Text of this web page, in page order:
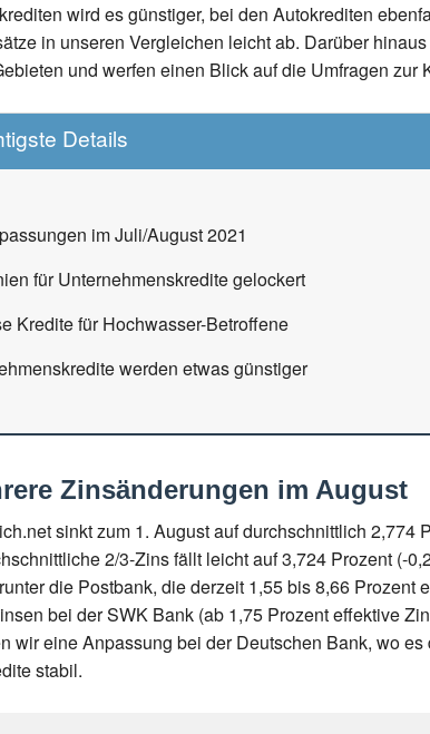
wird es günstiger, bei den Autokrediten
in unseren Vergleichen leicht ab. Darüber
und werfen einen Blick auf die Umfragen zur
Details
im Juli/August 2021
für Unternehmenskredite gelockert
Kredite für Hochwasser-Betroffene
werden etwas günstiger
Zinsänderungen im August
sinkt zum 1. August auf durchschnittlich
2/3-Zins fällt leicht auf 3,724 Prozent (-
die Postbank, die derzeit 1,55 bis 8,66
bei der SWK Bank (ab 1,75 Prozent effektive
wir eine Anpassung bei der Deutschen Bank, wo
stabil.